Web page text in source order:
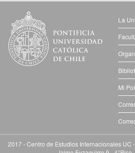
La
Mi
2017 - Centro de Estudios Internacionales UC